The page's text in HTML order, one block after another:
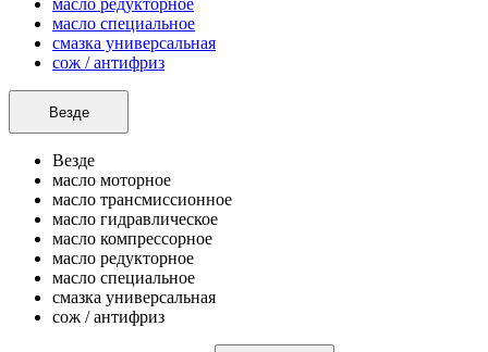
масло редукторное
масло специальное
смазка универсальная
сож / антифриз
Везде
Везде
масло моторное
масло трансмиссионное
масло гидравлическое
масло компрессорное
масло редукторное
масло специальное
смазка универсальная
сож / антифриз